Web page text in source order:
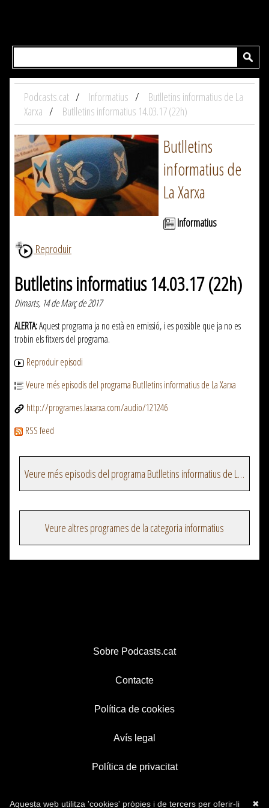
Podcasts.cat Informatius
Butlletins informatius de La
Xarxa
Butlletins informatius 14.03.17 (22h)
Butlletins
informatius de
La Xarxa
Informatius
Reproduir
Butlletins informatius 14.03.17 (22h)
Dimarts, 14 de Març de 2017
ALERTA:Aquest programa ja no està en emissió, i es possible que ja no es
trobin els fitxers del programa.
Reproduir episodi
Veure més episodis del programa Butlletins informatius de La Xarxa
http://programes.laxarxa.com/audio/121246
RSS feed
Veure més episodis del programa Butlletins informatius de La Xarxa
Veure altres programes de la categoria informatius
Sobre Podcasts.cat
Contacte
Política de cookies
Avís legal
Política de privacitat
✖
Aquesta web utilitza 'cookies' pròpies i de tercers per oferir-li